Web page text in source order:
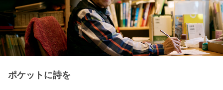
ポケットに詩を